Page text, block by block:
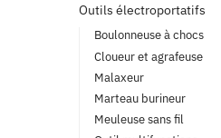
Outils électroportatifs
Boulonneuse à chocs
Cloueur et agrafeuse
Malaxeur
Marteau burineur
Meuleuse sans fil